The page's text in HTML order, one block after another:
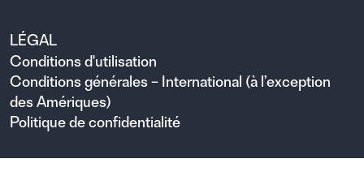
LÉGAL
Conditions d'utilisation
Conditions générales – International (à l’exception
des Amériques)
Politique de confidentialité